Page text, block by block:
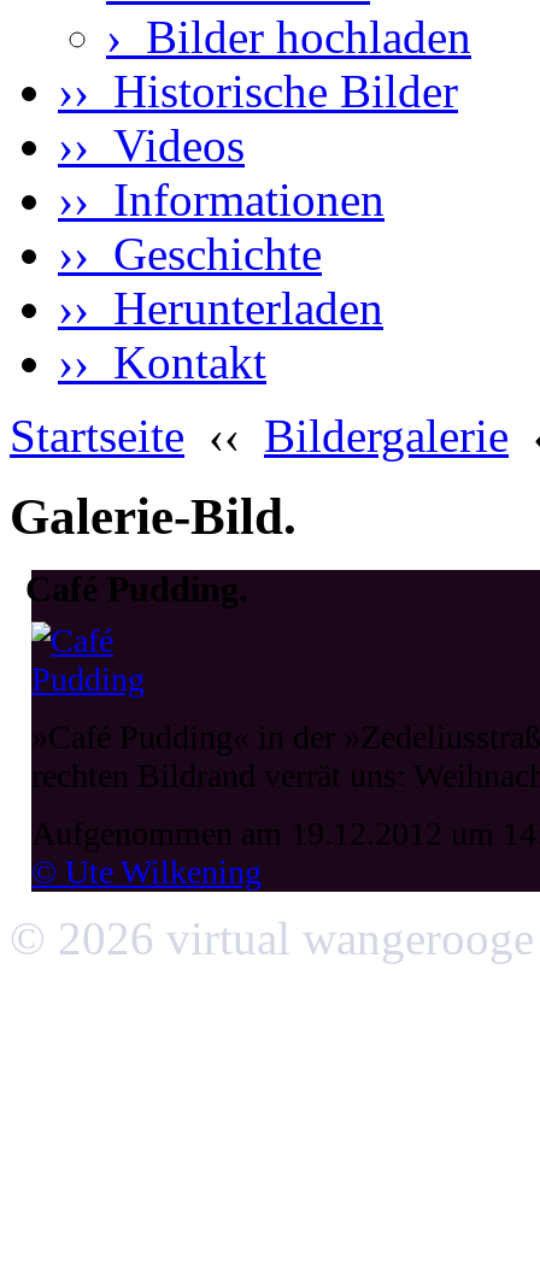
› Bilder hochladen
›› Historische Bilder
›› Videos
›› Informationen
›› Geschichte
›› Herunterladen
›› Kontakt
Startseite ‹‹ Bildergalerie
Galerie-Bild.
Café Pudding.
»Café Pudding« in der
rechten Bildrand verrät uns:
Aufgenommen am 19.12.2012 um
© Ute Wilkening
© 2026 virtual wangerooge